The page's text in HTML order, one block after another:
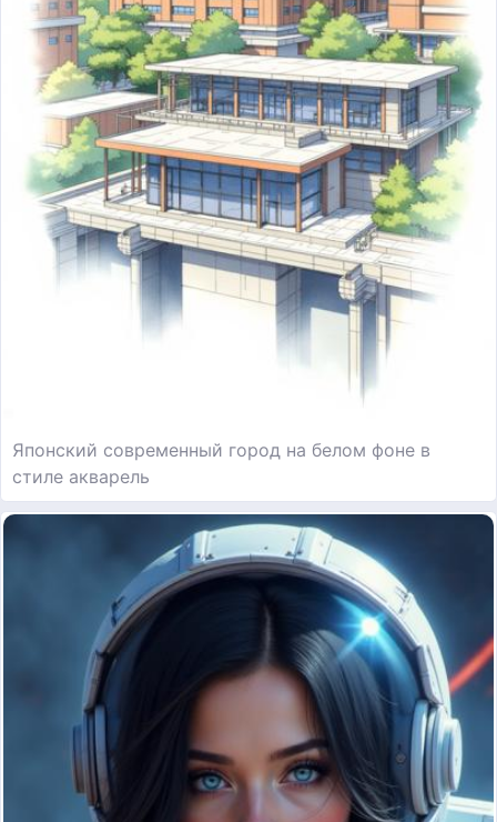
Японский современный город на белом фоне в
стиле акварель